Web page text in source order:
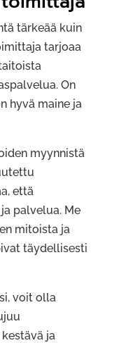
tärkeää kuin
tarjoaa
On
hyvä maine ja
myynnistä
että
palvelua. Me
mitoista ja
täydellisesti
voit olla
ja